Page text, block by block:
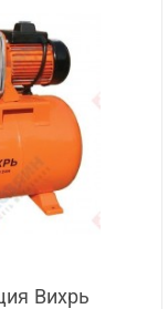
Вихрь